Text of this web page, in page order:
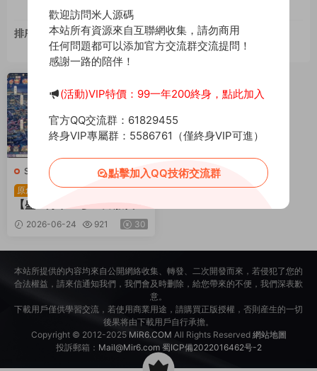
架設工具
排序 最新 更新 推薦 下載 浏覽
評論
随機
S-盛世芳華 S-盛世芳華·手遊
服務端 ·頁遊服務端
原創
三網H5宮鬥養成遊戲
【盛世芳華H5多區跨服代金
券内購版】Linux手工服務端
+全套前後端源碼+CDK授權
2026-06-24 921 30
本站所提供的内容均來自公開網絡收集、轉發、二次開發而來，若侵犯了您的
合法權益，請來信通知我們，我們會及時删除，給您帶來的不便，我們深表歉
意。
下載用戶僅供學習交流，若使用商業用途，請購買正版授權，否則産生的一切
後果将由下載用戶自行承擔。
Copyright © 2012-2025 MiR6.COM All Rights Reserved 網站地圖
投訴郵箱： Mail@Mir6.com 蜀ICP備2022016462号-2
歡迎訪問米人源碼
本站所有資源來自互聯網收集，請勿商用
任何問題都可以添加官方交流群交流提問！
感謝一路的陪伴！
(活動)VIP特價：99一年200終身，點此加入
官方QQ交流群：61829455
終身VIP專屬群：5586761（僅終身VIP可進）
點擊加入QQ技術交流群